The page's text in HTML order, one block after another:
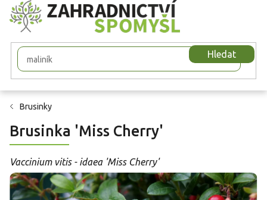
Přejít
na
obsah
Hledat
Brusinky
Brusinka 'Miss Cherry'
Vaccinium vitis - idaea 'Miss Cherry'